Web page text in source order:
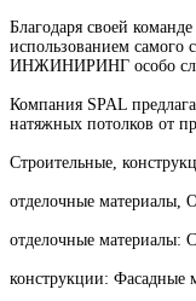
Благодаря своей
использованием
ИНЖИНИРИНГ особо
Компания SPAL
натяжных потолков от
Строительные,
отделочные материалы,
отделочные материалы:
конструкции: Фасадные